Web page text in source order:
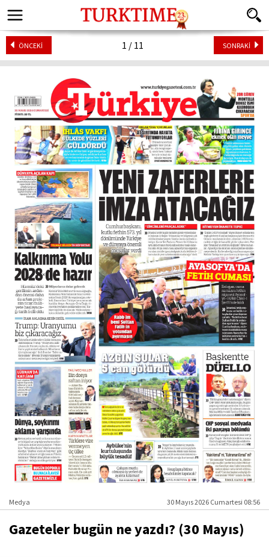
ÖNCEKİ SONRAKİ
1 / 11
Medya 30 Mayıs 2026 Cumartesi 08:56
Gazeteler bugün ne yazdı? (30 Mayıs)